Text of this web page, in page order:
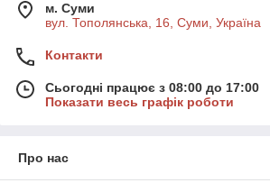
м. Суми
вул. Тополянська, 16, Суми, Україна
Контакти
Сьогодні працює з 08:00 до 17:00
Показати весь графік роботи
Про нас